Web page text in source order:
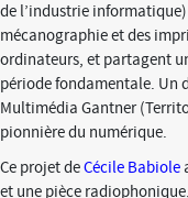
de l’industrie
mécanographie et des
ordinateurs, et partagent
période fondamentale. Un
Multimédia Gantner
pionnière du numérique.
Ce projet deCécile Babiole
et une pièce